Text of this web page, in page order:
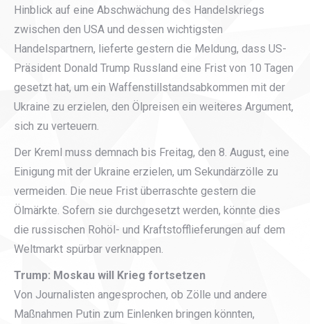
Hinblick auf eine Abschwächung des Handelskriegs
zwischen den USA und dessen wichtigsten
Handelspartnern, lieferte gestern die Meldung, dass US-
Präsident Donald Trump Russland eine Frist von 10 Tagen
gesetzt hat, um ein Waffenstillstandsabkommen mit der
Ukraine zu erzielen, den Ölpreisen ein weiteres Argument,
sich zu verteuern.
Der Kreml muss demnach bis Freitag, den 8. August, eine
Einigung mit der Ukraine erzielen, um Sekundärzölle zu
vermeiden. Die neue Frist überraschte gestern die
Ölmärkte. Sofern sie durchgesetzt werden, könnte dies
die russischen Rohöl- und Kraftstofflieferungen auf dem
Weltmarkt spürbar verknappen.
Trump: Moskau will Krieg fortsetzen
Von Journalisten angesprochen, ob Zölle und andere
Maßnahmen Putin zum Einlenken bringen könnten,